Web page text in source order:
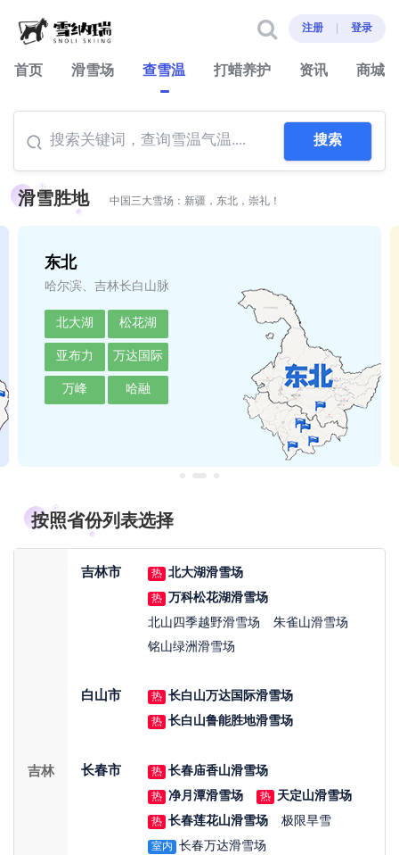
注册 登录
首页 滑雪场 查雪温 打蜡养护 资讯 商城
滑雪胜地 中国三大雪场：新疆，东北，崇礼！
东北
哈尔滨、吉林长白山脉
北大湖 松花湖
亚布力 万达国际
万峰 哈融
按照省份列表选择
吉林
吉林市 热 北大湖滑雪场
热 万科松花湖滑雪场
北山四季越野滑雪场
朱雀山滑雪场
铭山绿洲滑雪场
白山市 热 长白山万达国际滑雪场
热 长白山鲁能胜地滑雪场
长春市 热 长春庙香山滑雪场
热 净月潭滑雪场 热 天定山滑雪场
热 长春莲花山滑雪场 极限旱雪
室内 长春万达滑雪场